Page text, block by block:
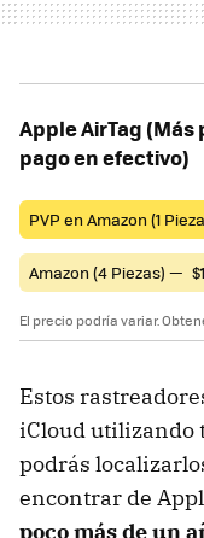
Apple AirTag
pago en efectivo)
PVP en Amazon (1
Amazon (4 Piezas) — $
El precio podría variar.
Estos
iCloud utilizando
podrás
encontrar de
poco más de un